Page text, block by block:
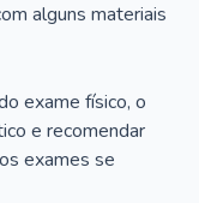
alguns materiais
exame físico, o
e recomendar
exames se